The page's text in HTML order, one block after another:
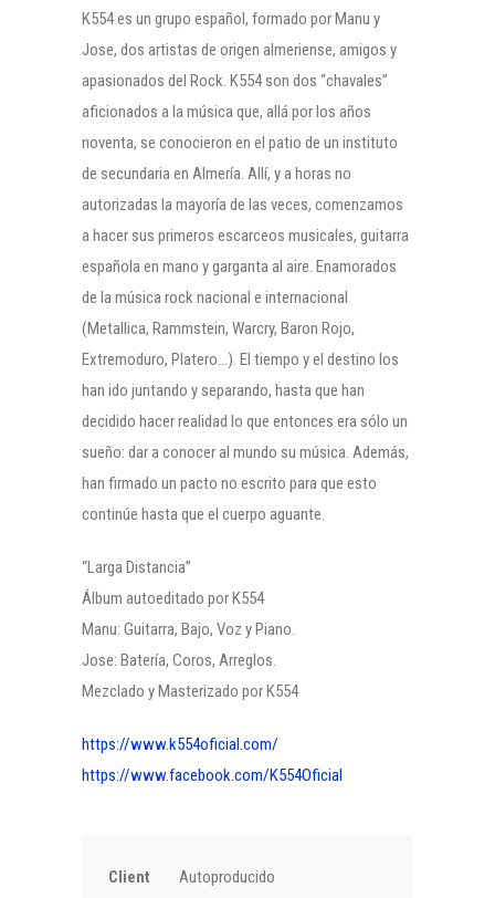
K554 es un grupo español, formado por Manu y
Jose, dos artistas de origen almeriense, amigos y
apasionados del Rock. K554 son dos “chavales”
aficionados a la música que, allá por los años
noventa, se conocieron en el patio de un instituto
de secundaria en Almería. Allí, y a horas no
autorizadas la mayoría de las veces, comenzamos
a hacer sus primeros escarceos musicales, guitarra
española en mano y garganta al aire. Enamorados
de la música rock nacional e internacional
(Metallica, Rammstein, Warcry, Baron Rojo,
Extremoduro, Platero…). El tiempo y el destino los
han ido juntando y separando, hasta que han
decidido hacer realidad lo que entonces era sólo un
sueño: dar a conocer al mundo su música. Además,
han firmado un pacto no escrito para que esto
continúe hasta que el cuerpo aguante.
“Larga Distancia”
Álbum autoeditado por K554
Manu: Guitarra, Bajo, Voz y Piano.
Jose: Batería, Coros, Arreglos.
Mezclado y Masterizado por K554
https://www.k554oficial.com/
https://www.facebook.com/K554Oficial
Client Autoproducido